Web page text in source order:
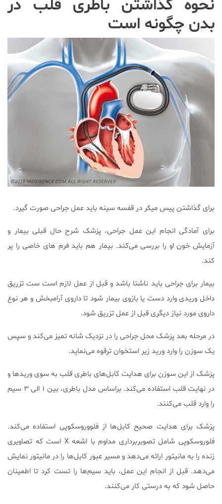
نحوه گذاشتن باطری قلب در
بدن چگونه است
برای گذاشتن پیس میکر در قفسه سینه باید عمل جراحی صورت گیرد.
برای آمادگی انجام این عمل جراحی، پزشک شرح حال قبلی بیمار و
آزمایش خون او را بررسی می‌کند. بیمار هم باید فرم های خاصی را پر
کند.
بیمار برای جراحی باید ناشتا باشد و قبل از عمل لازم است ست تزریق
داخل وریدی وارد دست یا بازوی بیمار شود تا داروی آرامبخش و هر نوع
داروی مورد نیاز دیگری قبل از عمل تزریق شود.
در مرحله بعد پزشک محل جراحی را در نزدیک شانه تمیز می‌کند و سپس
یک سوزن را وارد ورید زیر استخوان ترقوه می‌نماید.
پزشک از این سوزن برای هدایت کابل‌های باطری قلب به سوی وریدها و
در نهایت قلب استفاده می‌کند. براساس مدل باطری، بین ۱ الی ۳ سیم
را وارد قلب می‌کنند.
پزشک برای هدایت صحیح کابل‌ها از فلووروسکوپی استفاده می‌کند.
فلوروسکوپی شامل تصویربرداری مداوم با اشعه X است که تصاویری
زنده را به مانیتور ارائه می‌دهد و مسیر عبور کابل‌ها را در مانیتور نمایش
می‌دهد. قبل از انجام این عمل، باید سیم‌ها را تست کرد تا اطمینان
حاصل شود که به درستی کار می‌کنند.